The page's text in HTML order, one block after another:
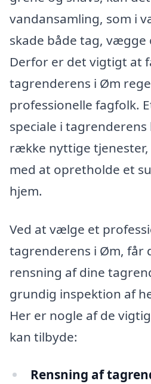
vandansamling, som i
skade både tag,
Derfor er det vigtigt at
tagrenderens i Øm
professionelle fagfolk.
speciale i
række nyttige
med at opretholde et
hjem.
Ved at vælge et
tagrenderens i Øm, får
rensning af dine
grundig inspektion af
Her er nogle af de
kan tilbyde:
Rensning af